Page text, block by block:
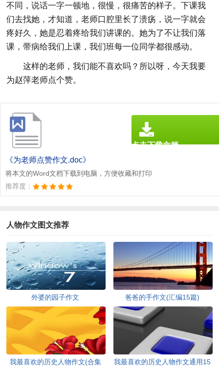
不同，说话一字一顿地，很慢，很痛苦的样子。下课我
们去找她，才知道，老师口腔里长了溃疡，说一字就会
疼好久，她是忍着疼给我们讲课的。她为了不让我们落
课，带病给我们上课，我们班每一位同学都很感动。
这样的老师，我们能不喜欢吗？所以呀，今天我要
为赵萍老师点个赞。
《为老师点赞作文.doc》
将本文的Word文档下载到电脑，方便收藏和打印
推荐度：
点击下载文档
人物作文图文推荐
外婆的园子作文 爸爸的手作文(汇编15篇)
我最喜欢的历史人物作文(合集
我最喜欢的历史人物作文通用15